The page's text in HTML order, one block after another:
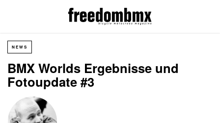
NEWS
BMX Worlds Ergebnisse und
Fotoupdate #3